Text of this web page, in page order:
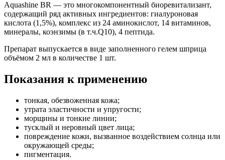
Aquashine BR — это многокомпонентный биоревитализант,
содержащий ряд активных ингредиентов: гиалуроновая
кислота (1,5%), комплекс из 24 аминокислот, 14 витаминов,
минералы, коэнзимы (в т.ч.Q10), 4 пептида.
Препарат выпускается в виде заполненного гелем шприца
объёмом 2 мл в количестве 1 шт.
Показания к применению
тонкая, обезвоженная кожа;
утрата эластичности и упругости;
морщины и тонкие линии;
тусклый и неровный цвет лица;
повреждение кожи, вызванное воздействием солнца или
окружающей среды;
пигментация.